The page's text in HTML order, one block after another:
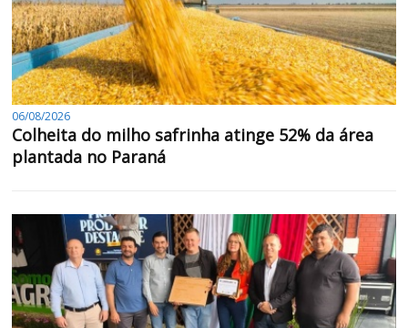
06/08/2026
Colheita do milho safrinha atinge 52% da área
plantada no Paraná